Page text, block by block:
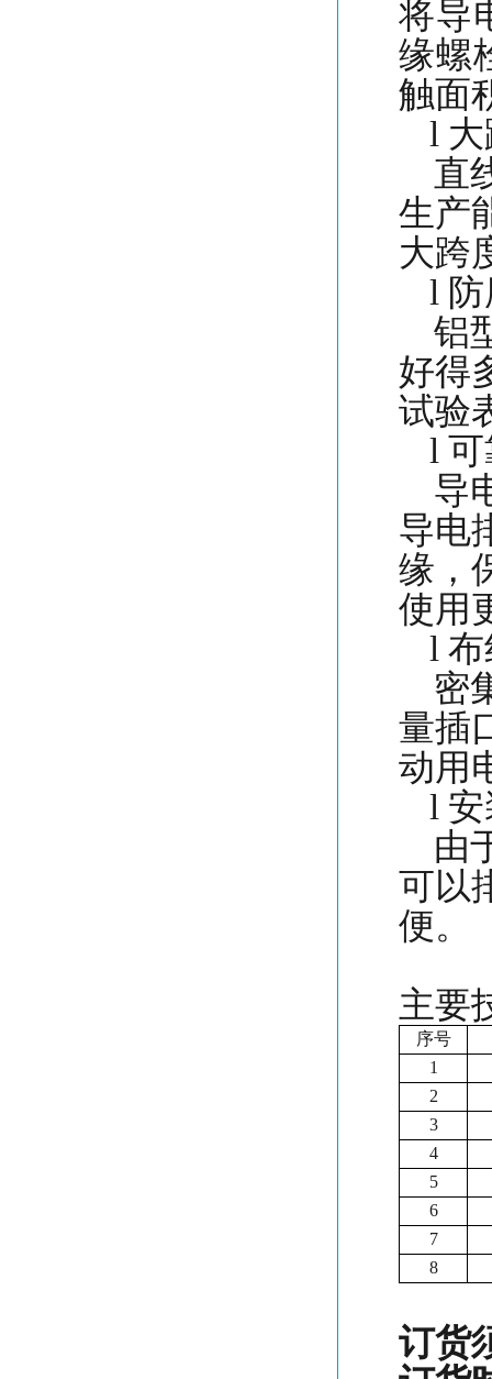
将导
缘螺
触面
l
直
生产
大跨
l
铝
好得
试验
l
导
导电
缘，
使用
l
密
量插
动用
l
由
可以
便。
主要
序号
1
2
3
4
5
6
7
8
订货